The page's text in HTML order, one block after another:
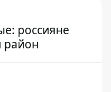
россияне
район